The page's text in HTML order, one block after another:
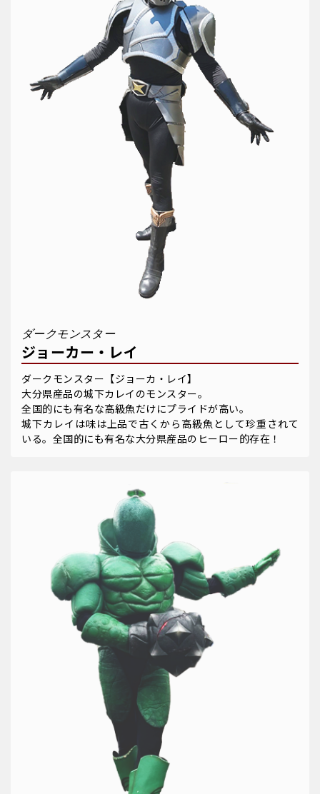
ダークモンスター
ジョーカー・レイ
ダークモンスター【ジョーカ・レイ】
大分県産品の城下カレイのモンスター。
全国的にも有名な高級魚だけにプライドが高い。
城下カレイは味は上品で古くから高級魚として珍重されて
いる。全国的にも有名な大分県産品のヒーロー的存在！